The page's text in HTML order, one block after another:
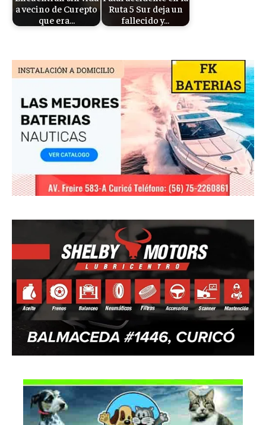
a vecino de Curepto
que era…
Ruta 5 Sur deja un
fallecido y…